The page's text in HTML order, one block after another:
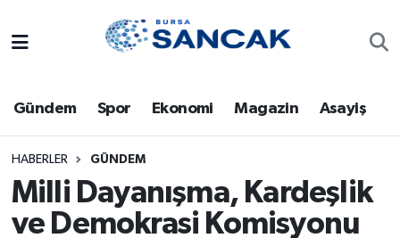
Gündem Spor Ekonomi Magazin Asayiş
HABERLER GÜNDEM
Milli Dayanışma, Kardeşlik
ve Demokrasi Komisyonu
Bursa
Dünya
Eğitim
Trafik Durumu
Süper Lig Puan Durumu ve Fikstür
Tüm Manşetler